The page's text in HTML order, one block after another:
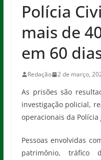
Polícia
mais de
em 60
Redação 2 de março,
As prisões são
investigação policial,
operacionais da
Pessoas envolvidas
patrimônio, tráfico